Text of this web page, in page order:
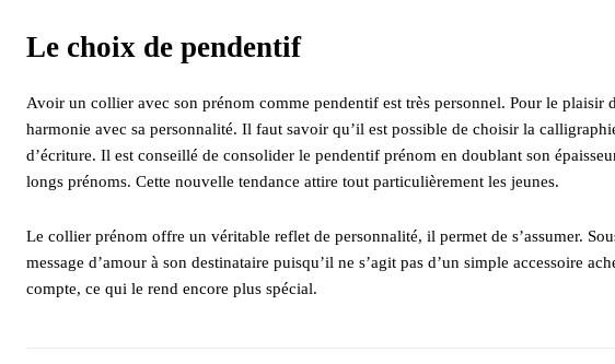
Le choix de pendentif
Avoir un collier avec son prénom comme pendentif est très personnel. Pour le plaisir
harmonie avec sa personnalité. Il faut savoir qu’il est possible de choisir la
d’écriture. Il est conseillé de consolider le pendentif prénom en doublant son
longs prénoms. Cette nouvelle tendance attire tout particulièrement les jeunes.
Le collier prénom offre un véritable reflet de personnalité, il permet de s’assumer.
message d’amour à son destinataire puisqu’il ne s’agit pas d’un simple accessoire
compte, ce qui le rend encore plus spécial.